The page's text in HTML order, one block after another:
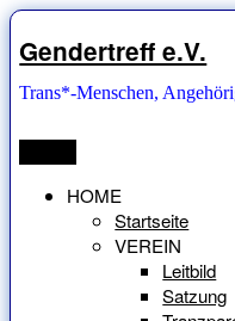
Zum
Inhalt
springen
Gendertreff e.V.
Trans*-Menschen,
HOME
Startseite
VEREIN
Leitbild
Satzung